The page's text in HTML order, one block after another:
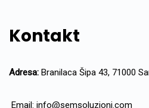
Kontakt
Adresa: Branilaca Šipa 43, 71000
Email: info@semsoluzioni.com